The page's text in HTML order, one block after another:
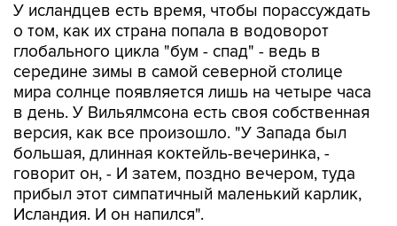
У исландцев есть время, чтобы порассуждать
о том, как их страна попала в водоворот
глобального цикла "бум - спад" - ведь в
середине зимы в самой северной столице
мира солнце появляется лишь на четыре часа
в день. У Вильялмсона есть своя собственная
версия, как все произошло. "У Запада был
большая, длинная коктейль-вечеринка, -
говорит он, - И затем, поздно вечером, туда
прибыл этот симпатичный маленький карлик,
Исландия. И он напился".